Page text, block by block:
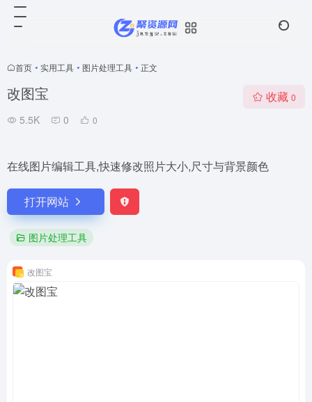
首页 • 实用工具 • 图片处理工具 • 正文
改图宝
5.5K 0 0
收藏 0
在线图片编辑工具,快速修改照片大小,尺寸与背景颜色
打开网站
图片处理工具
改图宝